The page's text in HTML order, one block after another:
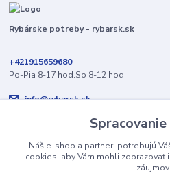
Rybárske potreby - rybarsk.sk
+421915659680
Po-Pia 8-17 hod.So 8-12 hod.
info@rybarsk.sk
Náš e-shop a partneri potrebujú
cookies, aby Vám mohli zobrazovať
záujmov.